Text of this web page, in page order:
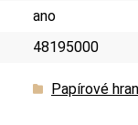
ano
48195000
Papírové